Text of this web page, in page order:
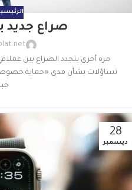
صراع جديد
مرة أخرى يتجدد الصراع بين
تساؤلات بشأن مدى «حماية
28
ديسمبر